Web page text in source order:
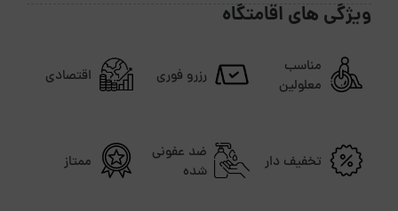
ویژگی های اقامتگاه
مناسب
معلولین
رزرو فوری اقتصادی
تخفیف دار
ضد عفونی
شده
ممتاز